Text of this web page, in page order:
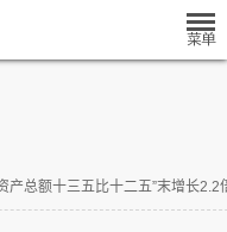
产总额十三五比十二五”末增长2.2